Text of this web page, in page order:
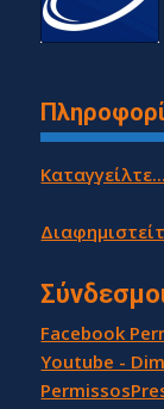
Καταγγείλτε...
Facebook
Youtube -